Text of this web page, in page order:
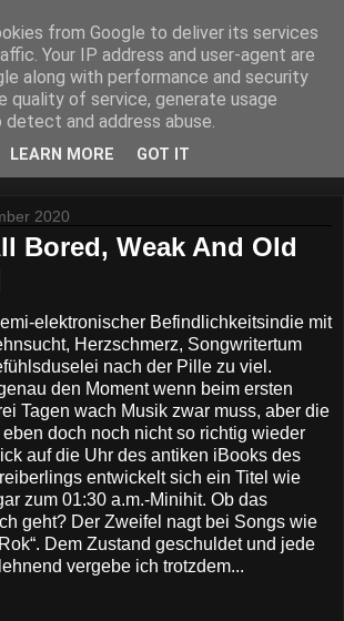
From The
übrig blieb.
2020
Bored, Weak And Old
elektronischer Befindlichkeitsindie mit
Herzschmerz, Songwritertum
nach der Pille zu viel.
den Moment wenn beim ersten
Tagen wach Musik zwar muss, aber die
doch noch nicht so richtig wieder
auf die Uhr des antiken iBooks des
entwickelt sich ein Titel wie
zum 01:30 a.m.-Minihit. Ob das
geht? Der Zweifel nagt bei Songs wie
Dem Zustand geschuldet und jede
vergebe ich trotzdem...
from Google to deliver its services
Your IP address and user-agent are
along with performance and security
quality of service, generate usage
and address abuse.
LEARN MORE GOT IT